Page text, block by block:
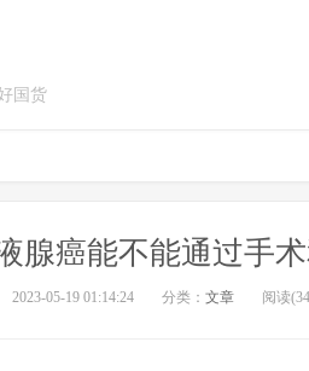
国货
腺癌能不能通过手
2023-05-19 01:14:24 分类： 文章 阅读